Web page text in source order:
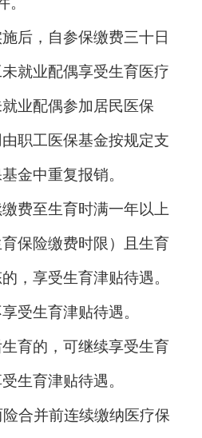
后，自参保缴费三十日
就业配偶享受生育医疗
业配偶参加居民医保
职工医保基金按规定支
金中重复报销。
费至生育时满一年以上
育保险缴费时限）且生育
，享受生育津贴待遇。
受生育津贴待遇。
育的，可继续享受生育
生育津贴待遇。
险合并前连续缴纳医疗保